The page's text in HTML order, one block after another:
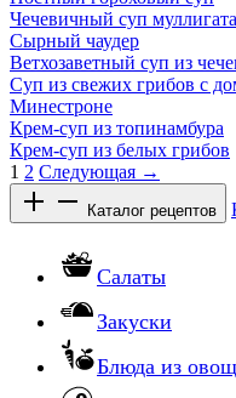
Чечевичный суп
Сырный чаудер
Ветхозаветный суп из
Суп из свежих грибов с
Минестроне
Крем-суп из топинамбура
Крем-суп из белых грибов
1 2 Следующая →
Каталог рецептов
Салаты
Закуски
Блюда из